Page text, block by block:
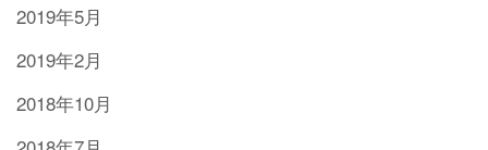
2019年5月
2019年2月
2018年10月